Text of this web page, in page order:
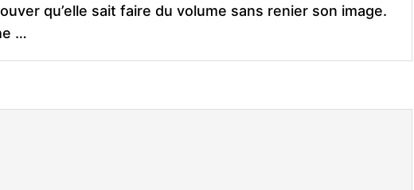
qu’elle sait faire du volume sans renier son image.
…